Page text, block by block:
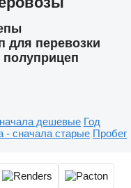
для перевозки
полуприцеп
дешевые Год
- сначала старые Пробег